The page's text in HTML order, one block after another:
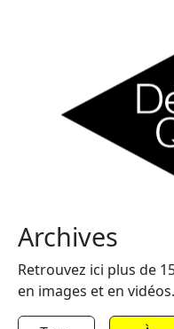
Archives
Retrouvez ici plus de
en images et en vidéos.